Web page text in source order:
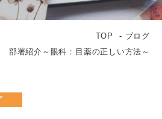
TOP
ブログ
部署紹介～眼科：目薬の正しい方法～